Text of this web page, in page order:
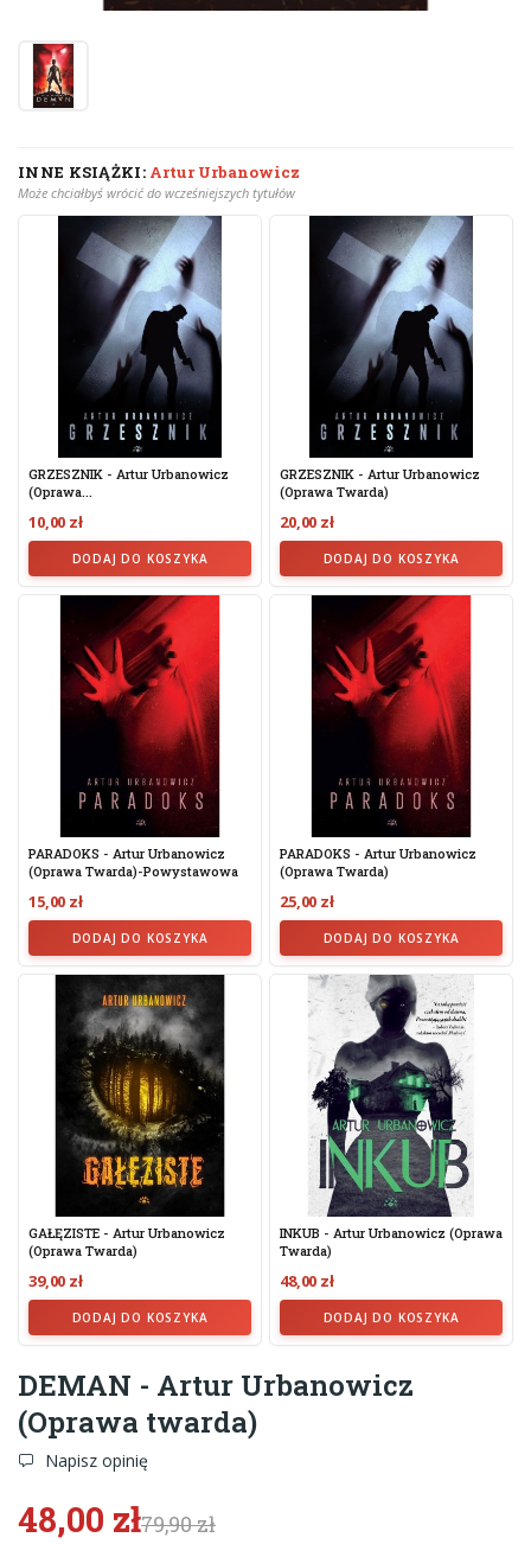
INNE KSIĄŻKI: Artur Urbanowicz
Może chciałbyś wrócić do wcześniejszych tytułów
GRZESZNIK - Artur Urbanowicz
(Oprawa...
10,00 zł
DODAJ DO KOSZYKA
GRZESZNIK - Artur Urbanowicz
(Oprawa Twarda)
20,00 zł
DODAJ DO KOSZYKA
PARADOKS - Artur Urbanowicz
(oprawa Twarda)-Powystawowa
15,00 zł
DODAJ DO KOSZYKA
PARADOKS - Artur Urbanowicz
(oprawa Twarda)
25,00 zł
DODAJ DO KOSZYKA
GAŁĘZISTE - Artur Urbanowicz
(oprawa Twarda)
39,00 zł
DODAJ DO KOSZYKA
INKUB - Artur Urbanowicz (oprawa
Twarda)
48,00 zł
DODAJ DO KOSZYKA
DEMAN - Artur Urbanowicz
(Oprawa twarda)
Napisz opinię
48,00 zł79,90 zł